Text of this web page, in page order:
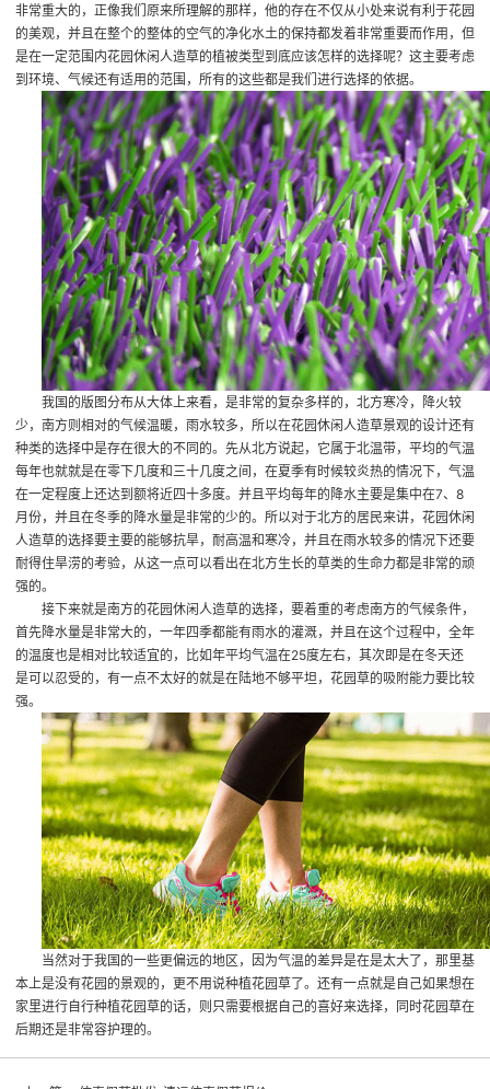
非常重大的，正像我们原来所理解的那样，他的存在不仅从小处来说有利于花园
的美观，并且在整个的整体的空气的净化水土的保持都发着非常重要而作用，但
是在一定范围内花园休闲人造草的植被类型到底应该怎样的选择呢？这主要考虑
到环境、气候还有适用的范围，所有的这些都是我们进行选择的依据。
我国的版图分布从大体上来看，是非常的复杂多样的，北方寒冷，降火较
少，南方则相对的气候温暖，雨水较多，所以在花园休闲人造草景观的设计还有
种类的选择中是存在很大的不同的。先从北方说起，它属于北温带，平均的气温
每年也就就是在零下几度和三十几度之间，在夏季有时候较炎热的情况下，气温
在一定程度上还达到额将近四十多度。并且平均每年的降水主要是集中在7、8
月份，并且在冬季的降水量是非常的少的。所以对于北方的居民来讲，花园休闲
人造草的选择要主要的能够抗旱，耐高温和寒冷，并且在雨水较多的情况下还要
耐得住旱涝的考验，从这一点可以看出在北方生长的草类的生命力都是非常的顽
强的。
接下来就是南方的花园休闲人造草的选择，要着重的考虑南方的气候条件，
首先降水量是非常大的，一年四季都能有雨水的灌溉，并且在这个过程中，全年
的温度也是相对比较适宜的，比如年平均气温在25度左右，其次即是在冬天还
是可以忍受的，有一点不太好的就是在陆地不够平坦，花园草的吸附能力要比较
强。
当然对于我国的一些更偏远的地区，因为气温的差异是在是太大了，那里基
本上是没有花园的景观的，更不用说种植花园草了。还有一点就是自己如果想在
家里进行自行种植花园草的话，则只需要根据自己的喜好来选择，同时花园草在
后期还是非常容护理的。